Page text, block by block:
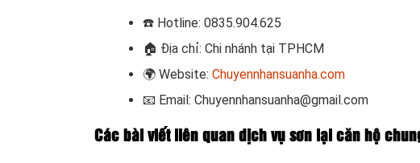
☎️ Hotline: 0835.904.625
🏠 Địa chỉ: Chi nhánh tại TPHCM
🌍 Website: Chuyennhansuanha.com
📧 Email: Chuyennhansuanha@gmail.com
Các bài viết liên quan dịch vụ sơn lại căn hộ